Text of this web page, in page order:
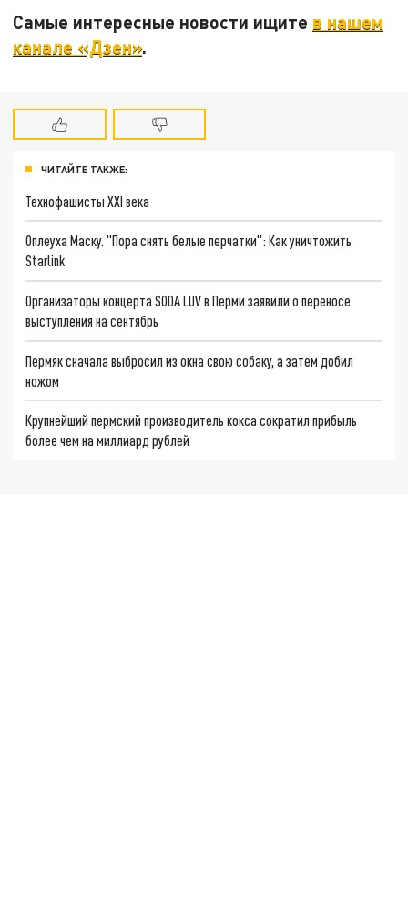
Самые интересные новости ищите в нашем
канале «Дзен».
ЧИТАЙТЕ ТАКЖЕ:
Технофашисты XXI века
Оплеуха Маску. "Пора снять белые перчатки": Как уничтожить
Starlink
Организаторы концерта SODA LUV в Перми заявили о переносе
выступления на сентябрь
Пермяк сначала выбросил из окна свою собаку, а затем добил
ножом
Крупнейший пермский производитель кокса сократил прибыль
более чем на миллиард рублей